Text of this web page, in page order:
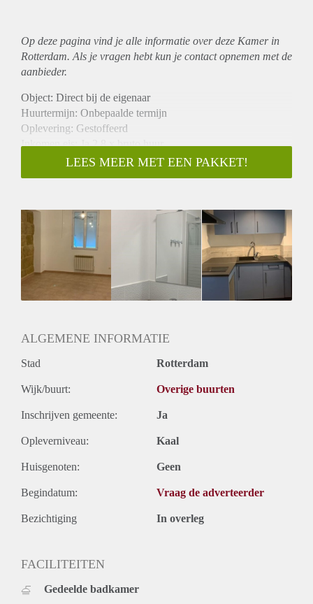
Op deze pagina vind je alle informatie over deze Kamer in
Rotterdam. Als je vragen hebt kun je contact opnemen met de
aanbieder.
Object: Direct bij de eigenaar
Huurtermijn: Onbepaalde termijn
Oplevering: Gestoffeerd
Inkomen eis: Ja 2,8 x bruto huur
Garantiestelling mogelijk: Ja
Borg: 1 maand
Gedeelde keuken: Nee
Gedeelde Douche: Nee
Gedeelde woonkamer: Nee
Huisgenoten: Nee
Geslacht huisgenoten: N.v.t.
LEES MEER MET EEN PAKKET!
ALGEMENE INFORMATIE
Stad Rotterdam
Wijk/buurt: Overige buurten
Inschrijven gemeente: Ja
Opleverniveau: Kaal
Huisgenoten: Geen
Begindatum: Vraag de adverteerder
Bezichtiging In overleg
FACILITEITEN
Gedeelde badkamer